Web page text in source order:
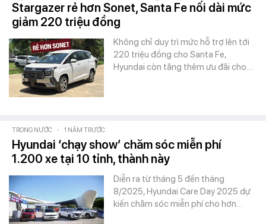
Stargazer rẻ hơn Sonet, Santa Fe nối dài mức
giảm 220 triệu đồng
Không chỉ duy trì mức hỗ trợ lên tới
220 triệu đồng cho Santa Fe,
Hyundai còn tăng thêm ưu đãi cho…
TRONG NƯỚC - 1 NĂM TRƯỚC
Hyundai ‘chạy show’ chăm sóc miễn phí
1.200 xe tại 10 tỉnh, thành này
Diễn ra từ tháng 5 đến tháng
8/2025, Hyundai Care Day 2025 dự
kiến chăm sóc miễn phí cho hơn…